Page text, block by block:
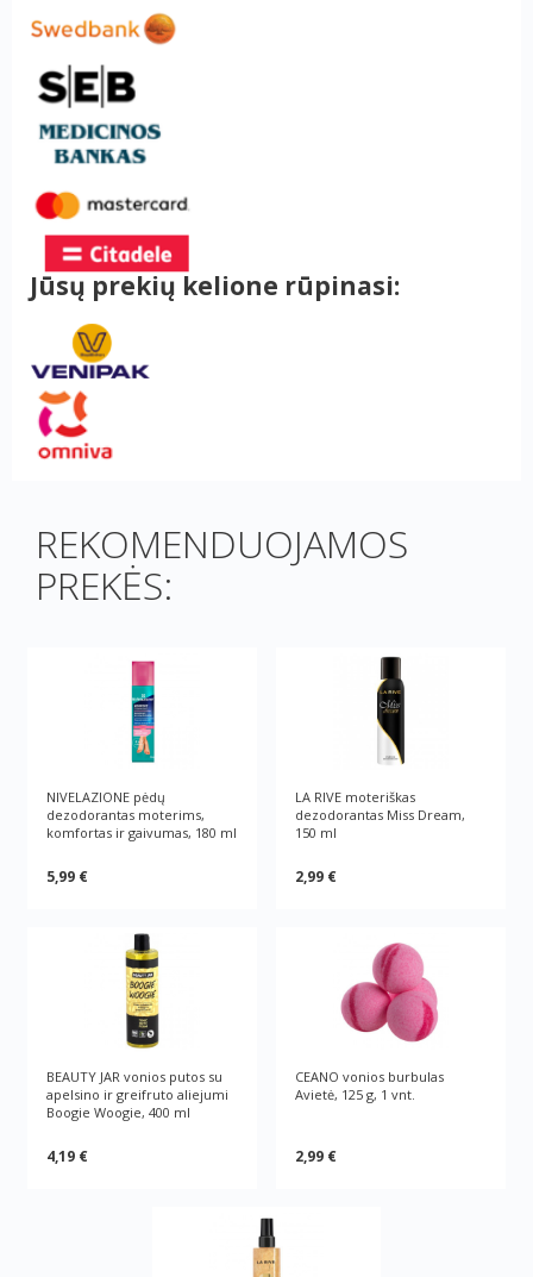
Jūsų prekių kelione rūpinasi:
REKOMENDUOJAMOS
PREKĖS:
NIVELAZIONE pėdų
dezodorantas moterims,
komfortas ir gaivumas, 180 ml
5,99 €
LA RIVE moteriškas
dezodorantas Miss Dream,
150 ml
2,99 €
BEAUTY JAR vonios putos su
apelsino ir greifruto aliejumi
Boogie Woogie, 400 ml
4,19 €
CEANO vonios burbulas
Avietė, 125 g, 1 vnt.
2,99 €